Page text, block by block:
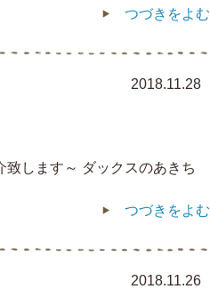
つづきをよむ
2018.11.28
します～ ダックスのあきち
つづきをよむ
2018.11.26